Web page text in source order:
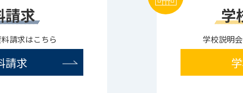
請求
請求はこちら
請求
学
学校説明